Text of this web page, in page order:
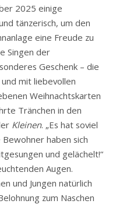
2025 einige
tänzerisch, um den
eine Freude zu
Singen der
Geschenk – die
mit liebevollen
Weihnachtskarten
Tränchen in den
Kleinen. „Es hat soviel
haben sich
und gelächelt!“
Augen.
und Jungen natürlich
zum Naschen